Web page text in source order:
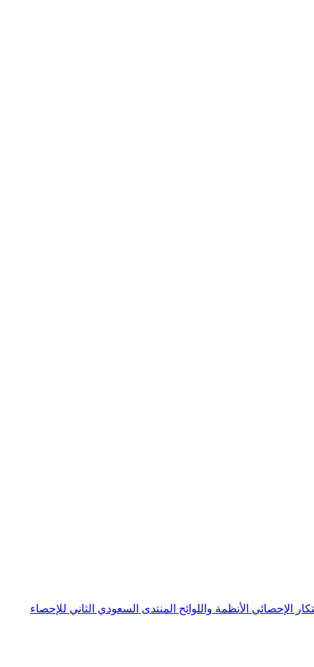
الإحصائي الأنظمة واللوائح المنتدى السعودي الثاني للإحصاء